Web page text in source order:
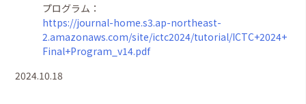
プログラム：
https://journal-home.s3.ap-northeast-
2.amazonaws.com/site/ictc2024/tutorial/ICTC+2024+
Final+Program_v14.pdf
2024.10.18